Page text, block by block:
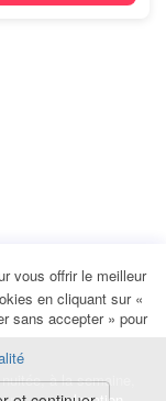
à la semaine,
vous offrir le meilleur
en cliquant sur «
sans accepter » pour